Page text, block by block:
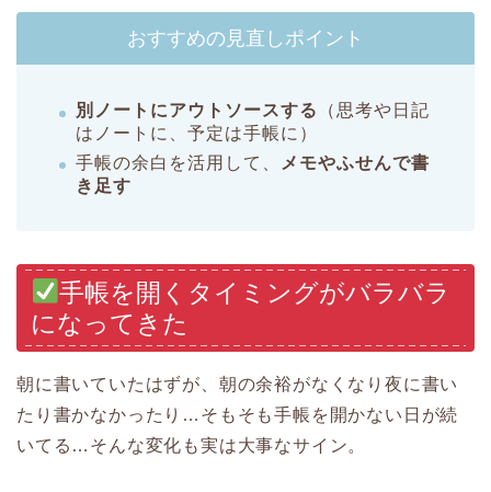
おすすめの見直しポイント
別ノートにアウトソースする
（思考や日記
はノートに、予定は手帳に）
手帳の余白を活用して、
メモやふせんで書
き足す
手帳を開くタイミングがバラバラ
になってきた
朝に書いていたはずが、朝の余裕がなくなり夜に書い
たり書かなかったり…そもそも手帳を開かない日が続
いてる…そんな変化も実は大事なサイン。